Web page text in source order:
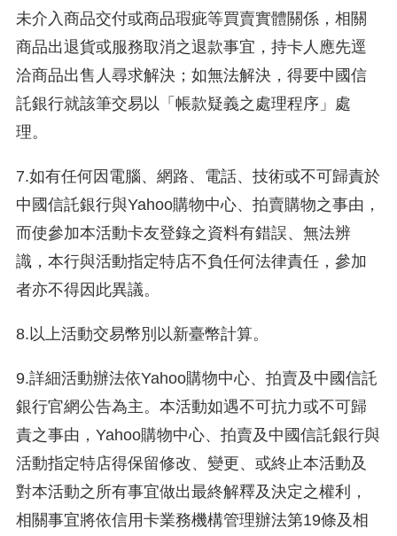
未介入商品交付或商品瑕疵等買賣實體關係，相關
商品出退貨或服務取消之退款事宜，持卡人應先逕
洽商品出售人尋求解決；如無法解決，得要中國信
託銀行就該筆交易以「帳款疑義之處理程序」處
理。
7.如有任何因電腦、網路、電話、技術或不可歸責於
中國信託銀行與Yahoo購物中心、拍賣購物之事由，
而使參加本活動卡友登錄之資料有錯誤、無法辨
識，本行與活動指定特店不負任何法律責任，參加
者亦不得因此異議。
8.以上活動交易幣別以新臺幣計算。
9.詳細活動辦法依Yahoo購物中心、拍賣及中國信託
銀行官網公告為主。本活動如遇不可抗力或不可歸
責之事由，Yahoo購物中心、拍賣及中國信託銀行與
活動指定特店得保留修改、變更、或終止本活動及
對本活動之所有事宜做出最終解釋及決定之權利，
相關事宜將依信用卡業務機構管理辦法第19條及相